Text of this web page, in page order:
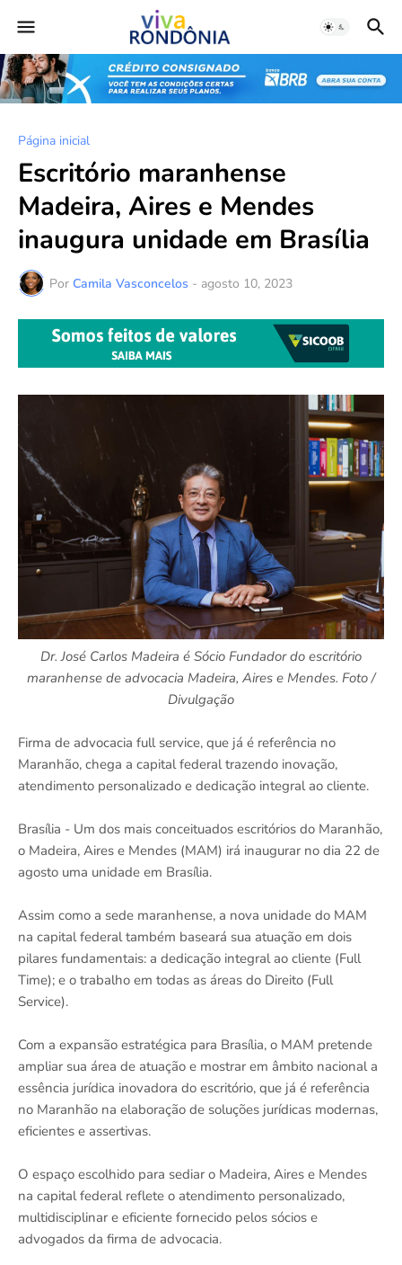
Página inicial
Escritório maranhense
Madeira, Aires e Mendes
inaugura unidade em Brasília
Por Camila Vasconcelos - agosto 10, 2023
Dr. José Carlos Madeira é Sócio Fundador do escritório
maranhense de advocacia Madeira, Aires e Mendes. Foto /
Divulgação
Firma de advocacia full service, que já é referência no
Maranhão, chega a capital federal trazendo inovação,
atendimento personalizado e dedicação integral ao cliente.
Brasília - Um dos mais conceituados escritórios do Maranhão,
o Madeira, Aires e Mendes (MAM) irá inaugurar no dia 22 de
agosto uma unidade em Brasília.
Assim como a sede maranhense, a nova unidade do MAM
na capital federal também baseará sua atuação em dois
pilares fundamentais: a dedicação integral ao cliente (Full
Time); e o trabalho em todas as áreas do Direito (Full
Service).
Com a expansão estratégica para Brasília, o MAM pretende
ampliar sua área de atuação e mostrar em âmbito nacional a
essência jurídica inovadora do escritório, que já é referência
no Maranhão na elaboração de soluções jurídicas modernas,
eficientes e assertivas.
O espaço escolhido para sediar o Madeira, Aires e Mendes
na capital federal reflete o atendimento personalizado,
multidisciplinar e eficiente fornecido pelos sócios e
advogados da firma de advocacia.